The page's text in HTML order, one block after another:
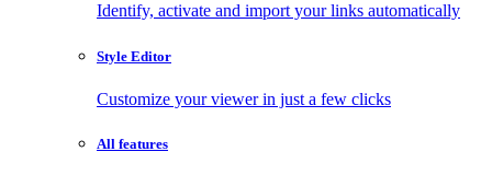
Identify, activate and import your links automatically
Style Editor
Customize your viewer in just a few clicks
All features